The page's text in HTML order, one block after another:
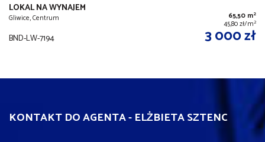
LOKAL NA WYNAJEM
Gliwice, Centrum 65,50 m2
45,80 zł/m2
BND-LW-7194 3 000 zł
KONTAKT DO AGENTA - ELŻBIETA SZTENC